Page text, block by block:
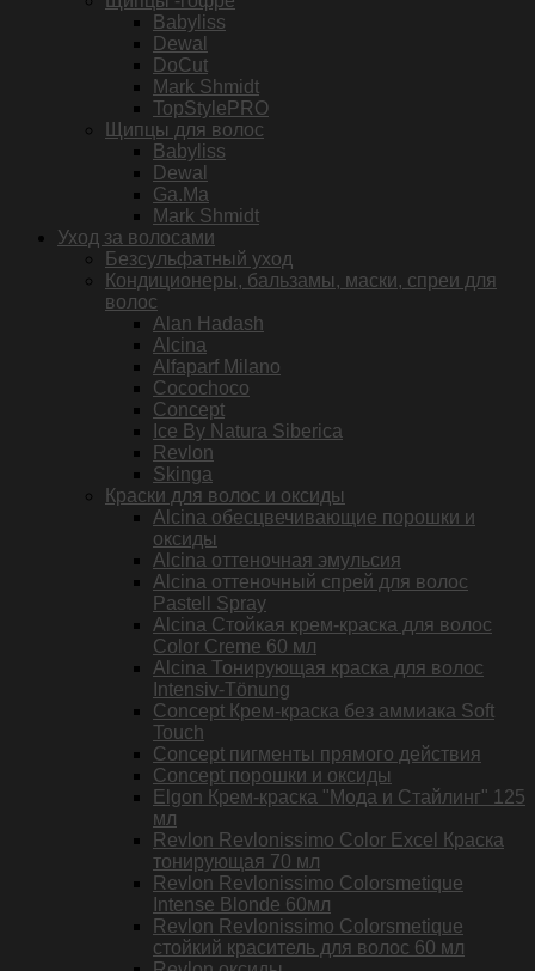
Babyliss
Dewal
DoCut
Mark Shmidt
TopStylePRO
Щипцы для волос
Babyliss
Dewal
Ga.Ma
Mark Shmidt
Уход за волосами
Безсульфатный уход
Кондиционеры, бальзамы, маски, спреи для
волос
Alan Hadash
Alcina
Alfaparf Milano
Cocochoco
Concept
Ice By Natura Siberica
Revlon
Skinga
Краски для волос и оксиды
Alcina обесцвечивающие порошки и
оксиды
Alcina оттеночная эмульсия
Alcina оттеночный спрей для волос
Pastell Spray
Alcina Стойкая крем-краска для волос
Color Creme 60 мл
Alcina Тонирующая краска для волос
Intensiv-Tönung
Concept Крем-краска без аммиака Soft
Touch
Concept пигменты прямого действия
Concept порошки и оксиды
Elgon Крем-краска "Мода и Стайлинг" 125
мл
Revlon Revlonissimo Color Excel Краска
тонирующая 70 мл
Revlon Revlonissimo Colorsmetique
Intense Blonde 60мл
Revlon Revlonissimo Colorsmetique
стойкий краситель для волос 60 мл